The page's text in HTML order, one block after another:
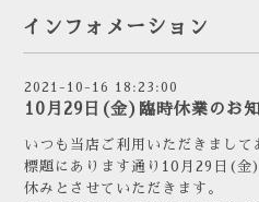
インフォメーション
2021-10-16 18:23:00
10月29日(金)臨時休業のお
いつも当店ご利用いただきまして
標題にあります通り10月29日(金
休みとさせていただきます。